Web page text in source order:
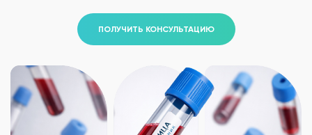
ПОЛУЧИТЬ КОНСУЛЬТАЦИЮ